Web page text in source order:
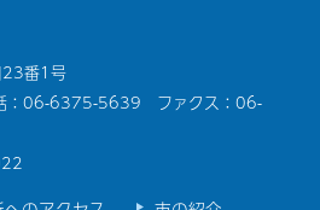
23番1号
：06-6375-5639 ファクス：06-